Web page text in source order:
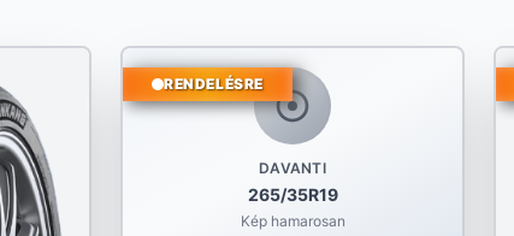
DAVANTI
265/35R19
Kép hamarosan
RENDELÉSRE